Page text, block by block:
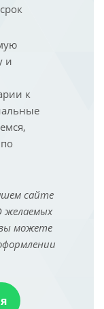
и
к
сайте
желаемых
можете